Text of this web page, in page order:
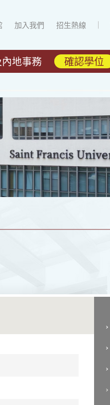
加入我們 招生熱線
地事務 確認學位